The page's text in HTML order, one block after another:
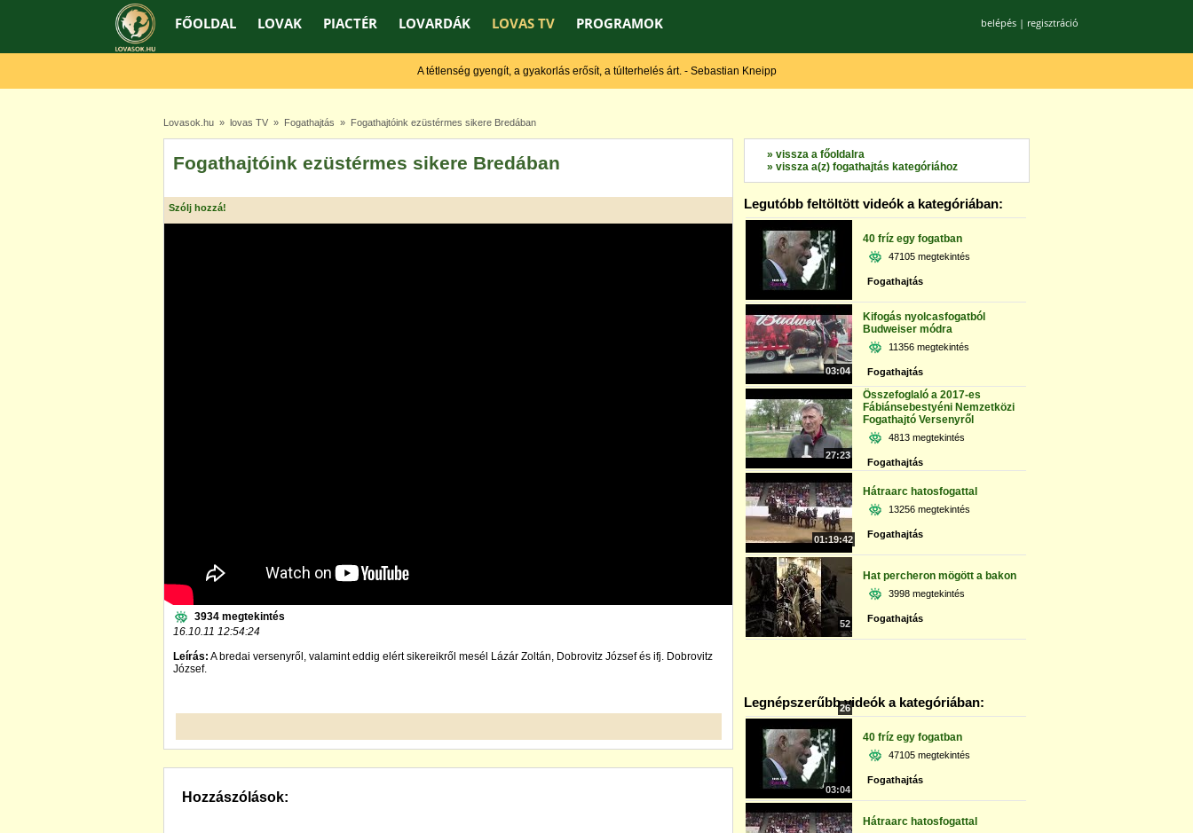
FŐOLDAL LOVAK PIACTÉR LOVARDÁK LOVAS TV PROGRAMOK belépés| regisztráció
A tétlenség gyengít, a gyakorlás erősít, a túlterhelés árt. - Sebastian Kneipp
Lovasok.hu » lovas TV » Fogathajtás » Fogathajtóink ezüstérmes sikere Bredában
Fogathajtóink ezüstérmes sikere Bredában
Szólj hozzá!
3934 megtekintés
16.10.11 12:54:24
Leírás: A bredai versenyről, valamint eddig elért sikereikről mesél Lázár Zoltán, Dobrovitz József és ifj. Dobrovitz
József.
Hozzászólások:
» vissza a főoldalra
» vissza a(z) fogathajtás kategóriához
Legutóbb feltöltött videók a kategóriában:
03:04
40 fríz egy fogatban
47105 megtekintés
Fogathajtás
27:23
Kifogás nyolcasfogatból
Budweiser módra
11356 megtekintés
Fogathajtás
01:19:42
Összefoglaló a 2017-es
Fábiánsebestyéni Nemzetközi
Fogathajtó Versenyről
4813 megtekintés
Fogathajtás
52
Hátraarc hatosfogattal
13256 megtekintés
Fogathajtás
26
Hat percheron mögött a bakon
3998 megtekintés
Fogathajtás
Legnépszerűbb videók a kategóriában:
03:04
40 fríz egy fogatban
47105 megtekintés
Fogathajtás
Hátraarc hatosfogattal